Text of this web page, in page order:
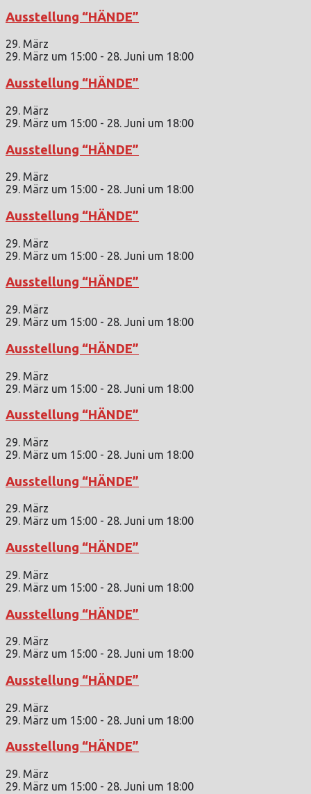
Ausstellung “HÄNDE”
29. März
29. März um 15:00 - 28. Juni um 18:00
Ausstellung “HÄNDE”
29. März
29. März um 15:00 - 28. Juni um 18:00
Ausstellung “HÄNDE”
29. März
29. März um 15:00 - 28. Juni um 18:00
Ausstellung “HÄNDE”
29. März
29. März um 15:00 - 28. Juni um 18:00
Ausstellung “HÄNDE”
29. März
29. März um 15:00 - 28. Juni um 18:00
Ausstellung “HÄNDE”
29. März
29. März um 15:00 - 28. Juni um 18:00
Ausstellung “HÄNDE”
29. März
29. März um 15:00 - 28. Juni um 18:00
Ausstellung “HÄNDE”
29. März
29. März um 15:00 - 28. Juni um 18:00
Ausstellung “HÄNDE”
29. März
29. März um 15:00 - 28. Juni um 18:00
Ausstellung “HÄNDE”
29. März
29. März um 15:00 - 28. Juni um 18:00
Ausstellung “HÄNDE”
29. März
29. März um 15:00 - 28. Juni um 18:00
Ausstellung “HÄNDE”
29. März
29. März um 15:00 - 28. Juni um 18:00